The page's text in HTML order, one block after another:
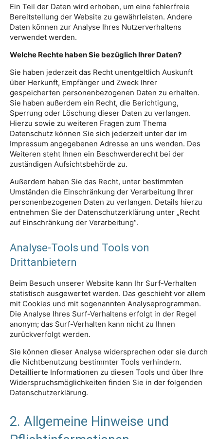
Ein Teil der Daten wird erhoben, um eine fehlerfreie
Bereitstellung der Website zu gewährleisten. Andere
Daten können zur Analyse Ihres Nutzerverhaltens
verwendet werden.
Welche Rechte haben Sie bezüglich Ihrer Daten?
Sie haben jederzeit das Recht unentgeltlich Auskunft
über Herkunft, Empfänger und Zweck Ihrer
gespeicherten personenbezogenen Daten zu erhalten.
Sie haben außerdem ein Recht, die Berichtigung,
Sperrung oder Löschung dieser Daten zu verlangen.
Hierzu sowie zu weiteren Fragen zum Thema
Datenschutz können Sie sich jederzeit unter der im
Impressum angegebenen Adresse an uns wenden. Des
Weiteren steht Ihnen ein Beschwerderecht bei der
zuständigen Aufsichtsbehörde zu.
Außerdem haben Sie das Recht, unter bestimmten
Umständen die Einschränkung der Verarbeitung Ihrer
personenbezogenen Daten zu verlangen. Details hierzu
entnehmen Sie der Datenschutzerklärung unter „Recht
auf Einschränkung der Verarbeitung“.
Analyse-Tools und Tools von
Drittanbietern
Beim Besuch unserer Website kann Ihr Surf-Verhalten
statistisch ausgewertet werden. Das geschieht vor allem
mit Cookies und mit sogenannten Analyseprogrammen.
Die Analyse Ihres Surf-Verhaltens erfolgt in der Regel
anonym; das Surf-Verhalten kann nicht zu Ihnen
zurückverfolgt werden.
Sie können dieser Analyse widersprechen oder sie durch
die Nichtbenutzung bestimmter Tools verhindern.
Detaillierte Informationen zu diesen Tools und über Ihre
Widerspruchsmöglichkeiten finden Sie in der folgenden
Datenschutzerklärung.
2. Allgemeine Hinweise und